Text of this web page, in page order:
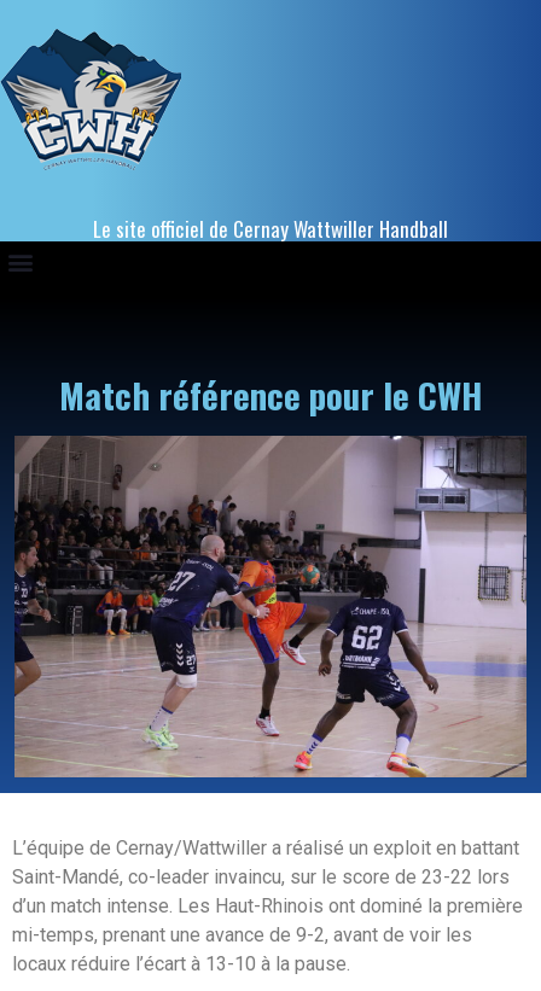
Le site officiel de Cernay Wattwiller Handball
Match référence pour le CWH
L’équipe de Cernay/Wattwiller a réalisé un exploit en battant
Saint-Mandé, co-leader invaincu, sur le score de 23-22 lors
d’un match intense. Les Haut-Rhinois ont dominé la première
mi-temps, prenant une avance de 9-2, avant de voir les
locaux réduire l’écart à 13-10 à la pause.